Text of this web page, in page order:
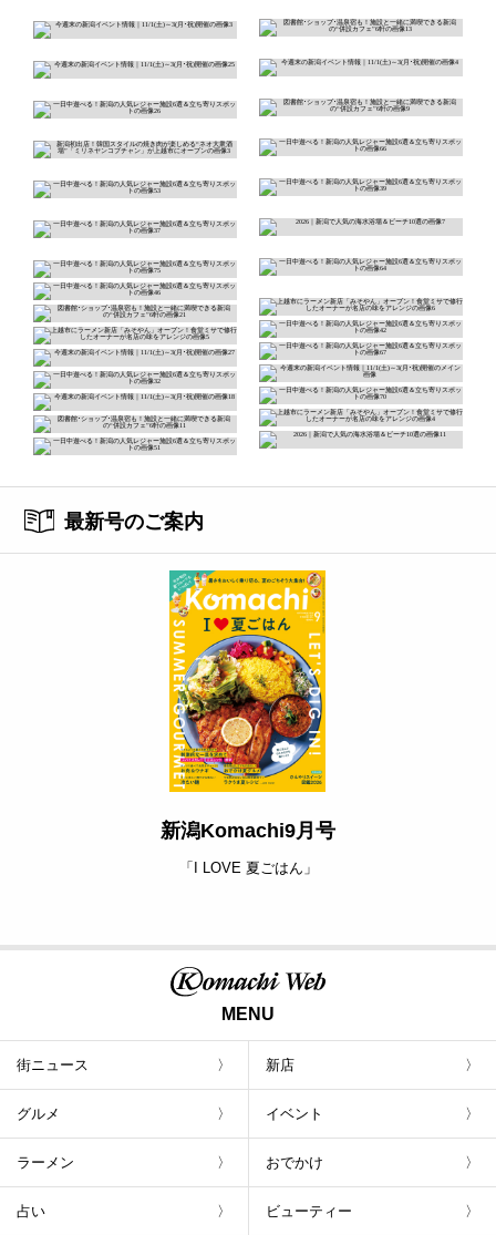
最新号のご案内
新潟Komachi9月号
「I LOVE 夏ごはん」
MENU
街ニュース 新店
グルメ イベント
ラーメン おでかけ
占い ビューティー